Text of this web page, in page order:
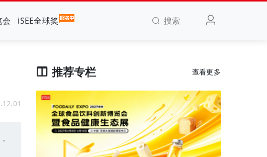
会 iSEE全球奖 搜索
推荐专栏 查看更多